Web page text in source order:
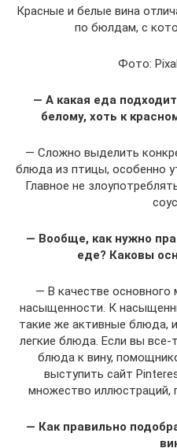
Красные и белые вина
по бюлдам, с
Фото:
— А какая еда
белому, хоть к
— Сложно выделить
блюда из птицы, особенно
Главное не
— Вообще, как нужно
еде? Каковы
— В качестве
насыщенности. К
такие же активные блюда,
легкие блюда. Если вы
блюда к вину,
выступить сайт
множество иллюстраций,
— Как правильно